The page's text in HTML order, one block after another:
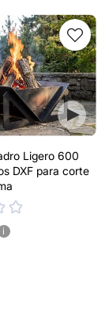
Ligero 600
DXF para corte
i